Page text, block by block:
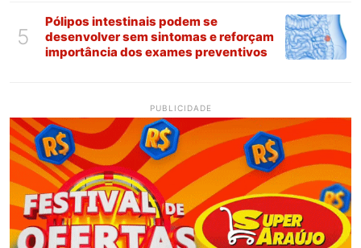
5
Pólipos intestinais podem se
desenvolver sem sintomas e reforçam
importância dos exames preventivos
PUBLICIDADE